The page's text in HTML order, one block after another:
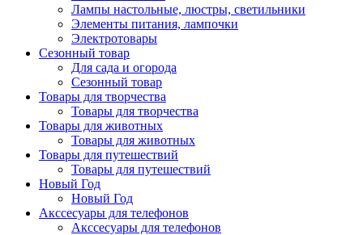
Лампы настольные, люстры, светильники
Элементы питания, лампочки
Электротовары
Сезонный товар
Для сада и огорода
Сезонный товар
Товары для творчества
Товары для творчества
Товары для животных
Товары для животных
Товары для путешествий
Товары для путешествий
Новый Год
Новый Год
Акссесуары для телефонов
Акссесуары для телефонов